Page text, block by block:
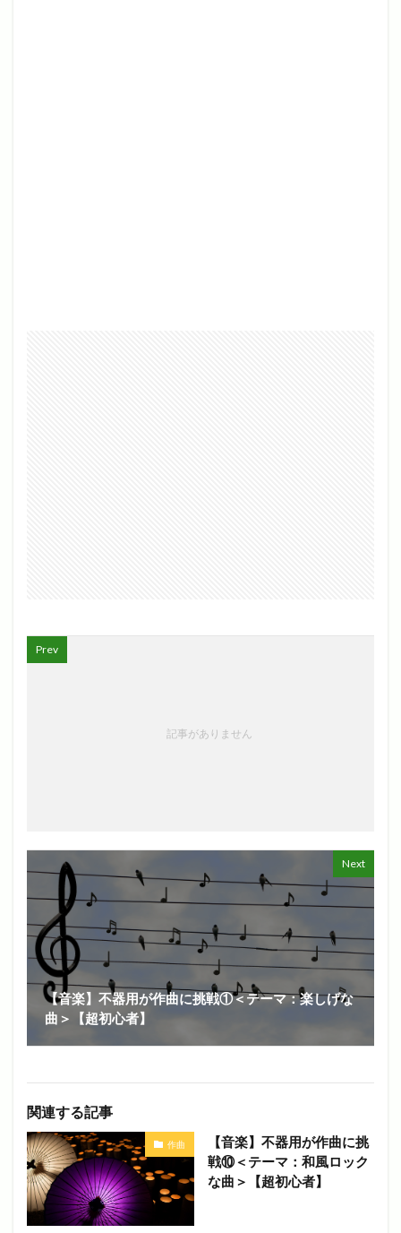
Prev
記事がありません
Next
【音楽】不器用が作曲に挑戦①＜テーマ：楽しげな
曲＞【超初心者】
関連する記事
作曲
【音楽】不器用が作曲に挑
戦⑩＜テーマ：和風ロック
な曲＞【超初心者】